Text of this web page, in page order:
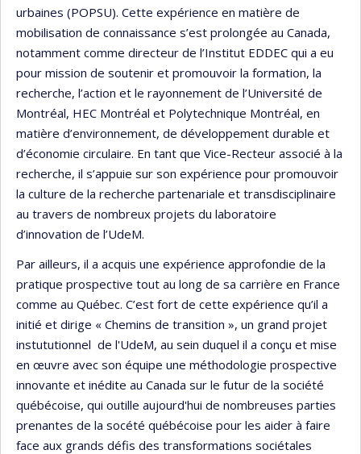
urbaines (POPSU). Cette expérience en matière de
mobilisation de connaissance s’est prolongée au Canada,
notamment comme directeur de l’Institut EDDEC qui a eu
pour mission de soutenir et promouvoir la formation, la
recherche, l’action et le rayonnement de l’Université de
Montréal, HEC Montréal et Polytechnique Montréal, en
matière d’environnement, de développement durable et
d’économie circulaire. En tant que Vice-Recteur associé à la
recherche, il s’appuie sur son expérience pour promouvoir
la culture de la recherche partenariale et transdisciplinaire
au travers de nombreux projets du laboratoire
d’innovation de l’UdeM.
Par ailleurs, il a acquis une expérience approfondie de la
pratique prospective tout au long de sa carrière en France
comme au Québec. C’est fort de cette expérience qu’il a
initié et dirige « Chemins de transition », un grand projet
instututionnel de l'UdeM, au sein duquel il a conçu et mise
en œuvre avec son équipe une méthodologie prospective
innovante et inédite au Canada sur le futur de la société
québécoise, qui outille aujourd'hui de nombreuses parties
prenantes de la socété québécoise pour les aider à faire
face aux grands défis des transformations sociétales